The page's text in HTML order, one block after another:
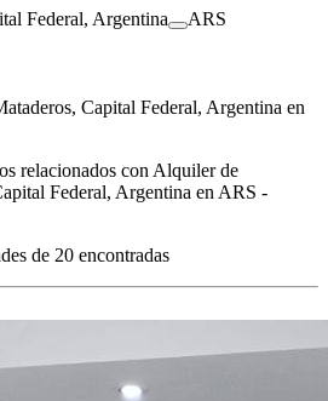
Federal, Argentina ARS
Capital Federal, Argentina en
relacionados con Alquiler de
Federal, Argentina en ARS -
de 20 encontradas